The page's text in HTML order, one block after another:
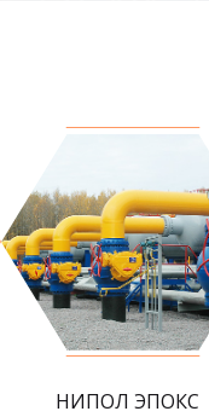
НИПОЛ ЭПОКС